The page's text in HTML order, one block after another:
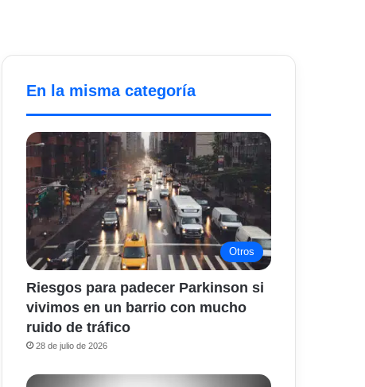
En la misma categoría
Otros
Riesgos para padecer Parkinson si
vivimos en un barrio con mucho
ruido de tráfico
28 de julio de 2026